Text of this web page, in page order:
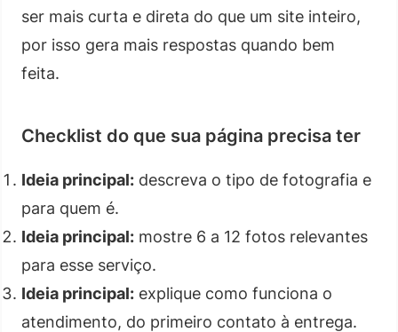
ser mais curta e direta do que um site inteiro,
por isso gera mais respostas quando bem
feita.
Checklist do que sua página precisa ter
Ideia principal: descreva o tipo de fotografia e
para quem é.
Ideia principal: mostre 6 a 12 fotos relevantes
para esse serviço.
Ideia principal: explique como funciona o
atendimento, do primeiro contato à entrega.